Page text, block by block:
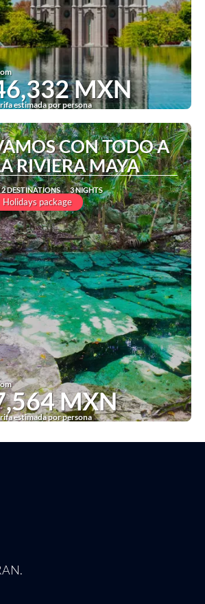
MXN
estimada por persona
See
CON TODO A
RIVIERA MAYA
2 DESTINATIONS 3 NIGHTS
Holidays package
MXN
estimada por persona